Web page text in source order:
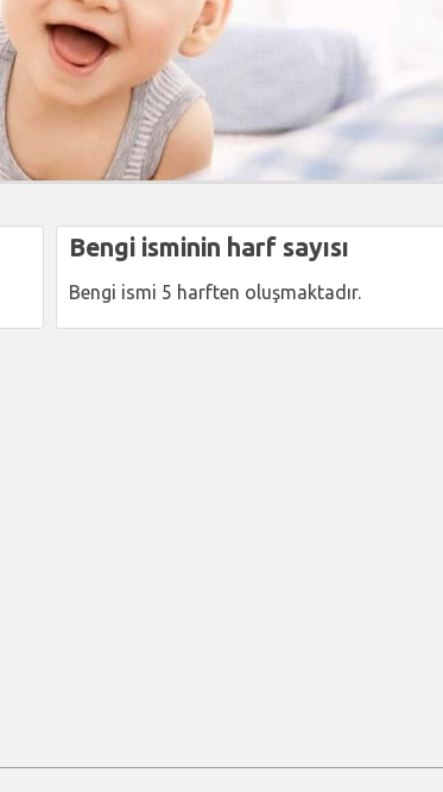
Bengi isminin harf sayısı
Bengi ismi 5 harften oluşmaktadır.